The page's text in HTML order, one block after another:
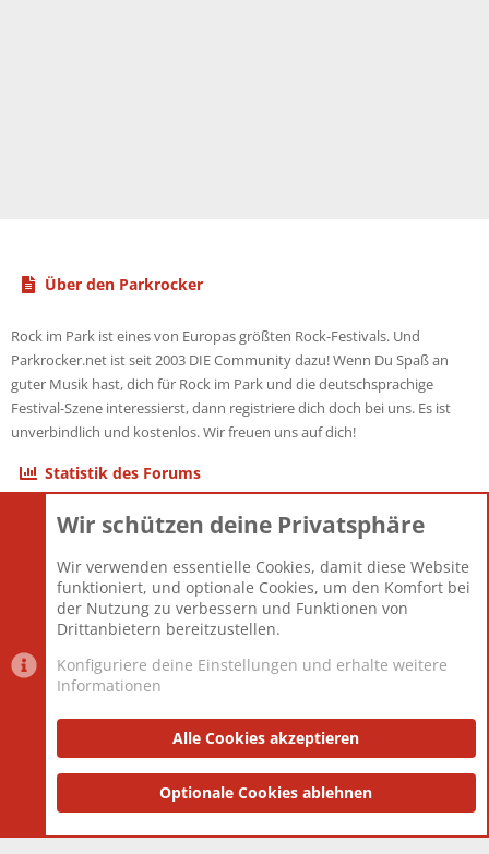
Über den Parkrocker
Rock im Park ist eines von Europas größten Rock-Festivals. Und
Parkrocker.net ist seit 2003 DIE Community dazu! Wenn Du Spaß an
guter Musik hast, dich für Rock im Park und die deutschsprachige
Festival-Szene interessierst, dann registriere dich doch bei uns. Es ist
unverbindlich und kostenlos. Wir freuen uns auf dich!
Statistik des Forums
Themen
Mitglieder
12.425
Neuestes Mitglied
Toddster85
Datenschutzerklärung Impressum
Community platform by XenForo® © 2010-2025 XenForo Ltd.
and add-ons by ThemeHouse
Wir schützen deine Privatsphäre
Wir verwenden essentielle Cookies, damit diese Website
funktioniert, und optionale Cookies, um den Komfort bei
der Nutzung zu verbessern und Funktionen von
Drittanbietern bereitzustellen.
Konfiguriere deine Einstellungen und erhalte weitere
Informationen
Alle Cookies akzeptieren
Optionale Cookies ablehnen